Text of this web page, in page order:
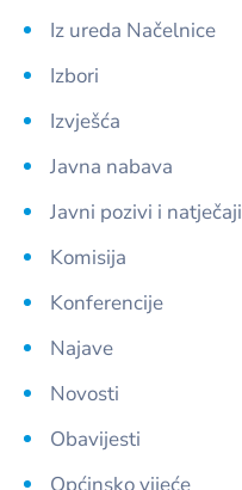
Iz ureda Načelnice
Izbori
Izvješća
Javna nabava
Javni pozivi i natječaji
Komisija
Konferencije
Najave
Novosti
Obavijesti
Općinsko vijeće